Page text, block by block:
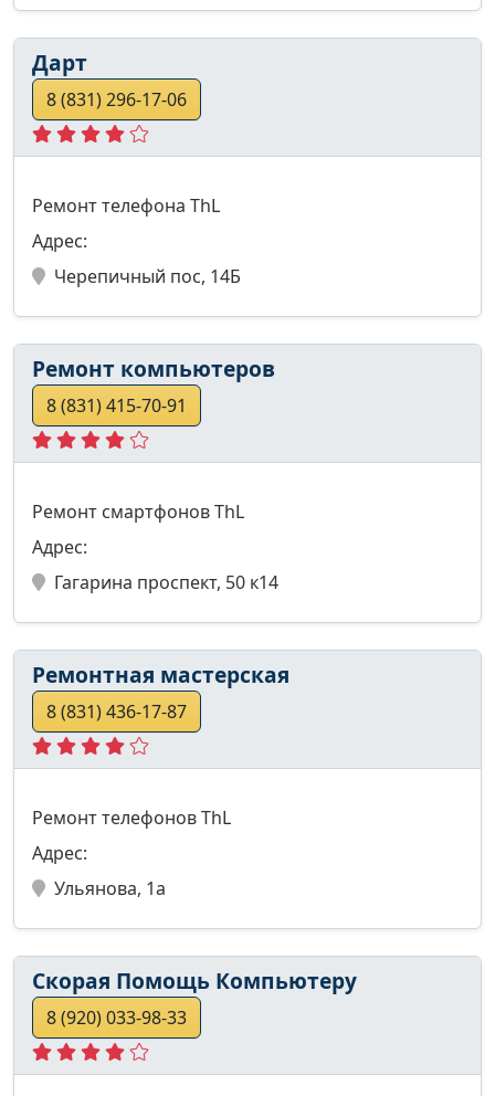
Дарт
8 (831) 296-17-06
Ремонт телефона ThL
Адрес:
Черепичный пос, 14Б
Ремонт компьютеров
8 (831) 415-70-91
Ремонт смартфонов ThL
Адрес:
Гагарина проспект, 50 к14
Ремонтная мастерская
8 (831) 436-17-87
Ремонт телефонов ThL
Адрес:
Ульянова, 1а
Скорая Помощь Компьютеру
8 (920) 033-98-33